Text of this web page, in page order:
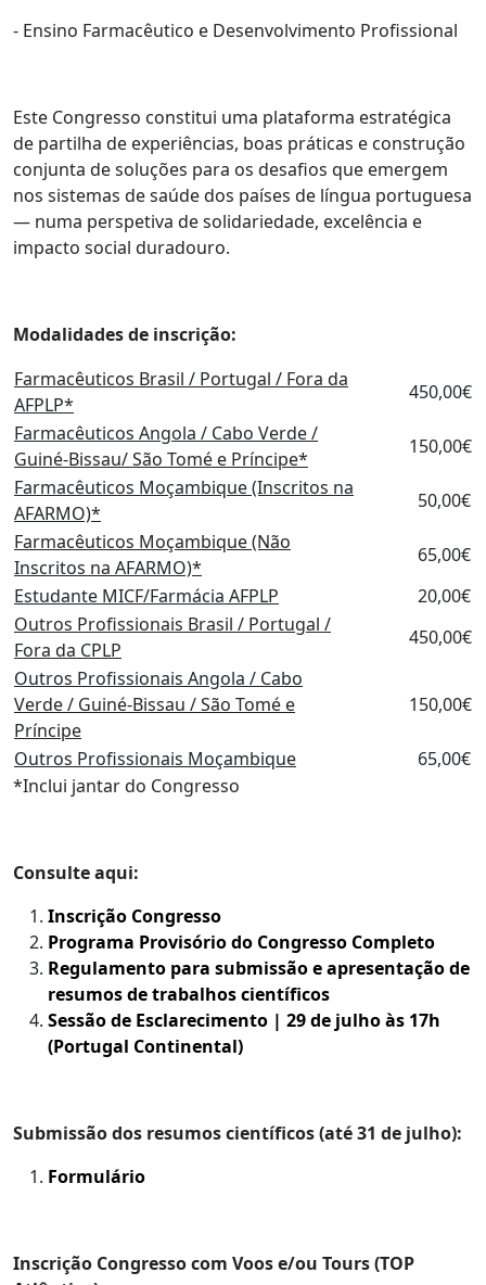
- Ensino Farmacêutico e Desenvolvimento Profissional
Este Congresso constitui uma plataforma estratégica
de partilha de experiências, boas práticas e construção
conjunta de soluções para os desafios que emergem
nos sistemas de saúde dos países de língua portuguesa
— numa perspetiva de solidariedade, excelência e
impacto social duradouro.
Modalidades de inscrição:
Farmacêuticos Brasil / Portugal / Fora da
AFPLP*
450,00€
Farmacêuticos Angola / Cabo Verde /
Guiné-Bissau/ São Tomé e Príncipe*
150,00€
Farmacêuticos Moçambique (Inscritos na
AFARMO)*
50,00€
Farmacêuticos Moçambique (Não
Inscritos na AFARMO)*
65,00€
Estudante MICF/Farmácia AFPLP
20,00€
Outros Profissionais Brasil / Portugal /
Fora da CPLP
450,00€
Outros Profissionais Angola / Cabo
Verde / Guiné-Bissau / São Tomé e
Príncipe
150,00€
Outros Profissionais Moçambique
65,00€
*Inclui jantar do Congresso
Consulte aqui:
Inscrição Congresso
Programa Provisório do Congresso Completo
Regulamento para submissão e apresentação de
resumos de trabalhos científicos
Sessão de Esclarecimento | 29 de julho às 17h
(Portugal Continental)
Submissão dos resumos científicos (até 31 de julho):
Formulário
Inscrição Congresso com Voos e/ou Tours (TOP